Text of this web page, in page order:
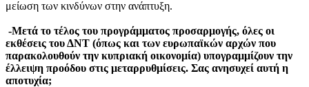
μείωση των κινδύνων στην ανάπτυξη.
-Μετά το τέλος του προγράμματος προσαρμογής, όλες οι
εκθέσεις του ΔΝΤ (όπως και των ευρωπαϊκών αρχών που
παρακολουθούν την κυπριακή οικονομία) υπογραμμίζουν την
έλλειψη προόδου στις μεταρρυθμίσεις. Σας ανησυχεί αυτή η
αποτυχία;